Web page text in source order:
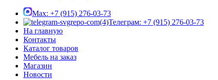
Max: +7 (915) 276-03-73
Телеграм: +7 (915) 276-03-73
На главную
Контакты
Каталог товаров
Мебель на заказ
Магазин
Новости